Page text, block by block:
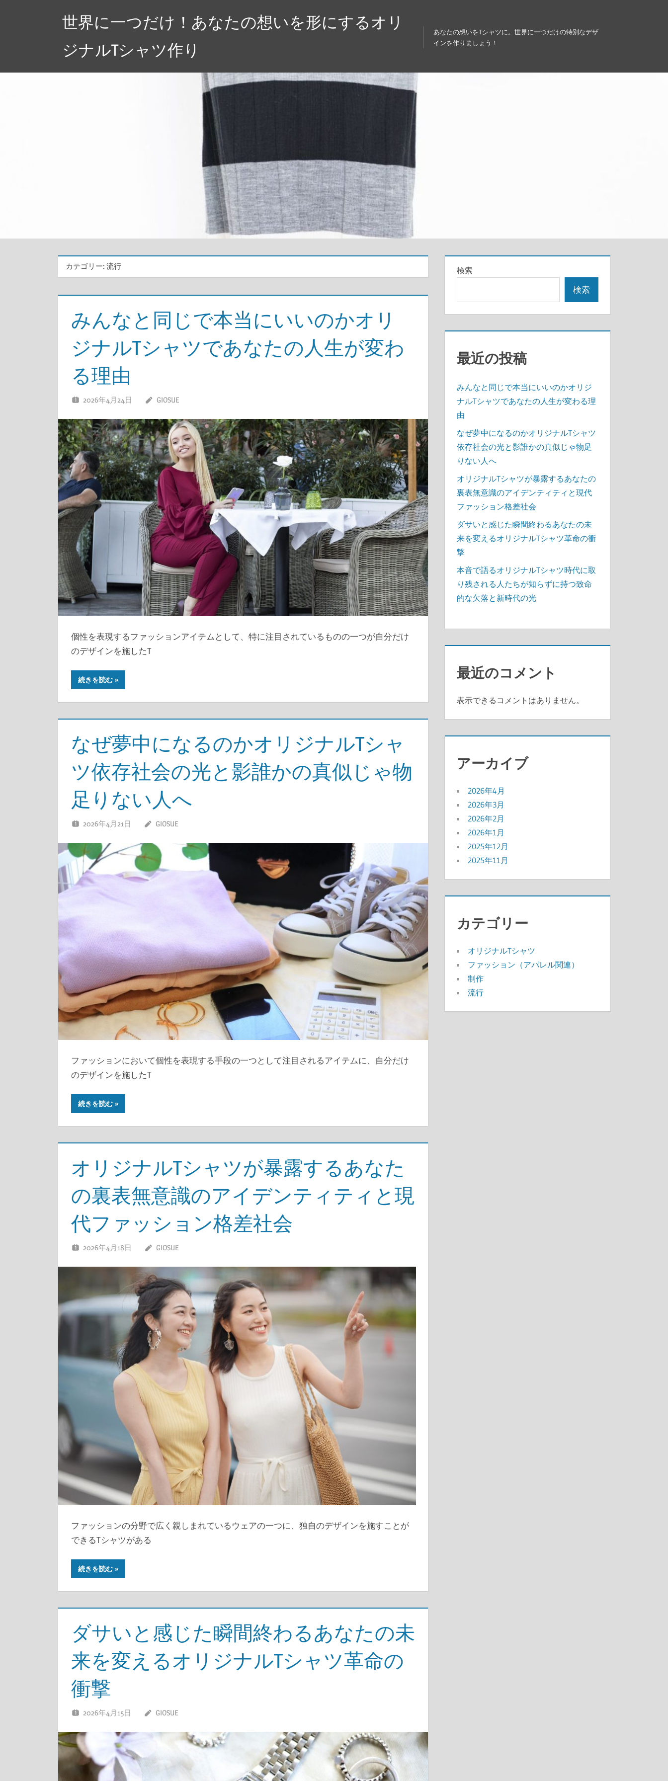
世界に一つだけ！あなたの想いを形にするオリ
ジナルTシャツ作り
あなたの想いをTシャツに。世界に一つだけの特別なデザ
インを作りましょう！
カテゴリー: 流行
みんなと同じで本当にいいのかオリ
ジナルTシャツであなたの人生が変わ
る理由
2026年4月24日 GIOSUE
個性を表現するファッションアイテムとして、特に注目されているものの一つが自分だけ
のデザインを施したT
続きを読む
なぜ夢中になるのかオリジナルTシャ
ツ依存社会の光と影誰かの真似じゃ物
足りない人へ
2026年4月21日 GIOSUE
ファッションにおいて個性を表現する手段の一つとして注目されるアイテムに、自分だけ
のデザインを施したT
続きを読む
オリジナルTシャツが暴露するあなた
の裏表無意識のアイデンティティと現
代ファッション格差社会
2026年4月18日 GIOSUE
ファッションの分野で広く親しまれているウェアの一つに、独自のデザインを施すことが
できるTシャツがある
続きを読む
ダサいと感じた瞬間終わるあなたの未
来を変えるオリジナルTシャツ革命の
衝撃
2026年4月15日 GIOSUE
検索
検索
最近の投稿
みんなと同じで本当にいいのかオリジ
ナルTシャツであなたの人生が変わる理
由
なぜ夢中になるのかオリジナルTシャツ
依存社会の光と影誰かの真似じゃ物足
りない人へ
オリジナルTシャツが暴露するあなたの
裏表無意識のアイデンティティと現代
ファッション格差社会
ダサいと感じた瞬間終わるあなたの未
来を変えるオリジナルTシャツ革命の衝
撃
本音で語るオリジナルTシャツ時代に取
り残される人たちが知らずに持つ致命
的な欠落と新時代の光
最近のコメント
表示できるコメントはありません。
アーカイブ
2026年4月
2026年3月
2026年2月
2026年1月
2025年12月
2025年11月
カテゴリー
オリジナルTシャツ
ファッション（アパレル関連）
制作
流行